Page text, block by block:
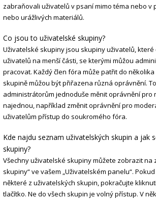
zabraňovali uživatelů v psaní mimo téma nebo v
nebo urážlivých materiálů.
Co jsou to uživatelské skupiny?
Uživatelské skupiny jsou skupiny uživatelů, které
uživatelů na menší části, se kterými můžou
pracovat. Každý člen fóra může patřit do
skupině můžou být přiřazena různá oprávnění.
administrátorům jednoduše měnit oprávnění pro
najednou, například změnit oprávnění pro
uživatelům přístup do soukromého fóra.
Kde najdu seznam uživatelských skupin a jak
skupiny?
Všechny uživatelské skupiny můžete zobrazit na
skupiny“ ve vašem „Uživatelském panelu“.
některé z uživatelských skupin, pokračujte
tlačítko. Ne do všech skupin je volný přístup. V